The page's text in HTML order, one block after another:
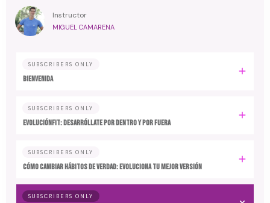
Instructor
MIGUEL CAMARENA
SUBSCRIBERS ONLY
BIENVENIDA
SUBSCRIBERS ONLY
EvoluciónFit: desarróllate por dentro y por fuera
SUBSCRIBERS ONLY
Cómo cambiar hábitos de verdad: evoluciona tu mejor versión
SUBSCRIBERS ONLY